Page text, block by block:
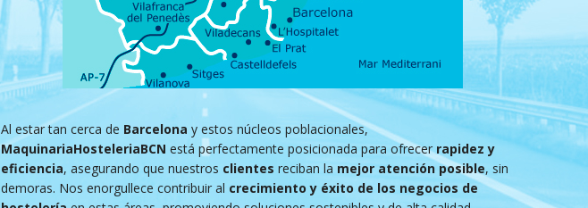
Al estar tan cerca de Barcelona y estos núcleos poblacionales,
MaquinariaHosteleriaBCN está perfectamente posicionada para ofrecerrapidez y
eficiencia, asegurando que nuestros clientes reciban la mejor atención posible, sin
demoras. Nos enorgullece contribuir al crecimiento y éxito de los negocios de